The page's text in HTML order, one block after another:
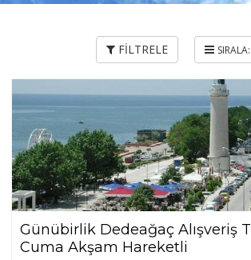
FİLTRELE
Günübirlik Dedeağaç Alışveriş
Cuma Akşam Hareketli